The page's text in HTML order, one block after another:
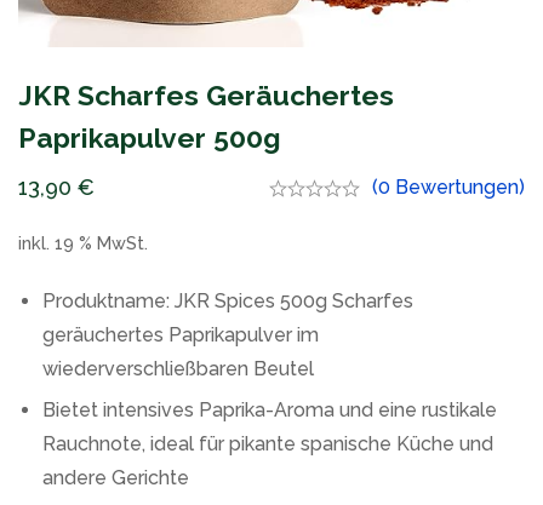
JKR Scharfes Geräuchertes
Paprikapulver 500g
13,90 € (0 Bewertungen)
inkl. 19 % MwSt.
Produktname: JKR Spices 500g Scharfes
geräuchertes Paprikapulver im
wiederverschließbaren Beutel
Bietet intensives Paprika-Aroma und eine rustikale
Rauchnote, ideal für pikante spanische Küche und
andere Gerichte